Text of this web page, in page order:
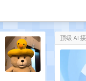
顶级 AI